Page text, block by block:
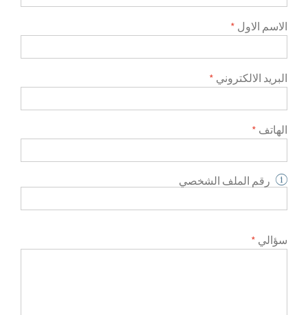
الاسم الاول *
البريد الالكتروني *
الهاتف *
رقم الملف الشخصي
سؤالي *